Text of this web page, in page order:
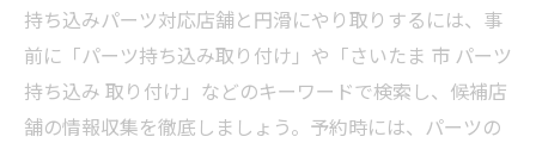
持ち込みパーツ対応店舗と円滑にやり取りするには、事
前に「パーツ持ち込み取り付け」や「さいたま 市 パーツ
持ち込み 取り付け」などのキーワードで検索し、候補店
舗の情報収集を徹底しましょう。予約時には、パーツの